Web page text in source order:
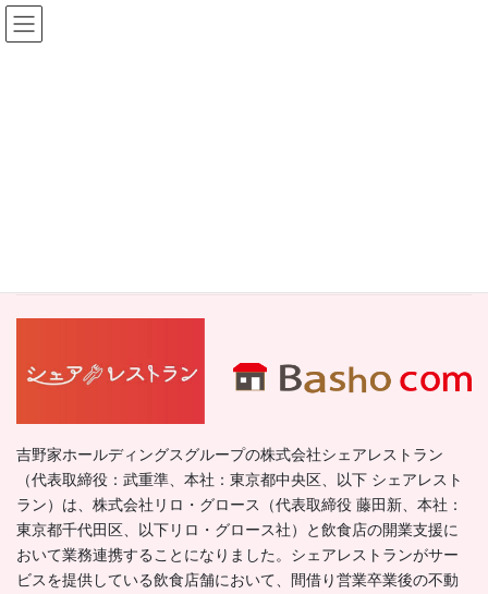
コ
ン
ナ
ビ
吉野家ホールディングスグループの株式会社シェアレストラン
（代表取締役：武重準、本社：東京都中央区、以下 シェアレスト
ラン）は、株式会社リロ・グロース（代表取締役 藤田新、本社：
東京都千代田区、以下リロ・グロース社）と飲食店の開業支援に
おいて業務連携することになりました。シェアレストランがサー
ビスを提供している飲食店舗において、間借り営業卒業後の不動